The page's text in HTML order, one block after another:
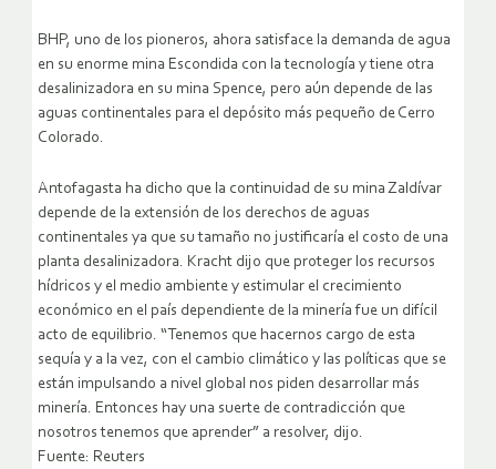
BHP, uno de los pioneros, ahora satisface la demanda de agua
en su enorme mina Escondida con la tecnología y tiene otra
desalinizadora en su mina Spence, pero aún depende de las
aguas continentales para el depósito más pequeño de Cerro
Colorado.
Antofagasta ha dicho que la continuidad de su mina Zaldívar
depende de la extensión de los derechos de aguas
continentales ya que su tamaño no justificaría el costo de una
planta desalinizadora. Kracht dijo que proteger los recursos
hídricos y el medio ambiente y estimular el crecimiento
económico en el país dependiente de la minería fue un difícil
acto de equilibrio. “Tenemos que hacernos cargo de esta
sequía y a la vez, con el cambio climático y las políticas que se
están impulsando a nivel global nos piden desarrollar más
minería. Entonces hay una suerte de contradicción que
nosotros tenemos que aprender” a resolver, dijo.
Fuente: Reuters